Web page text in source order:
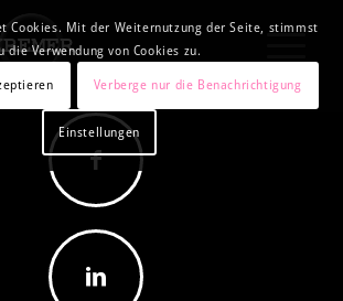
VITAE
MEHR HIERZU ...
Weiter
Cookies. Mit der Weiternutzung der Seite, stimmst
die Verwendung von Cookies zu.
Verberge nur die Benachrichtigung
Einstellungen